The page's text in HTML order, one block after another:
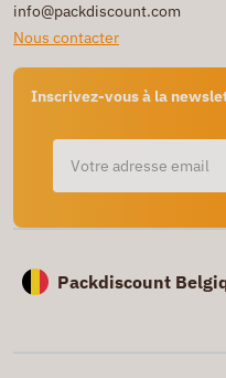
info@packdiscount.com
Nous contacter
Inscrivez-vous à la
Packdiscount